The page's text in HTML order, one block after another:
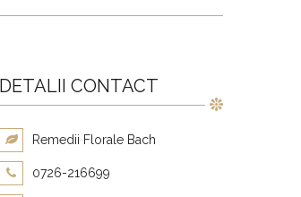
DETALII CONTACT
Remedii Florale Bach
0726-216699